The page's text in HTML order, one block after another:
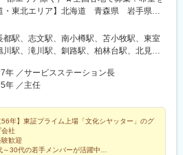
・東北エリア】北海道 青森県 岩手県
【関越エリア】茨城県 栃木県 群馬
リア】埼玉県 東京都 千葉県 神奈川
ア】石川県 富山県 静岡県 愛知県 岐
中四国エリア】島根県 広島県 山口
県 徳島県【九州エリア】福岡県 長
内禁煙・分煙★U・Iターン歓迎▼詳細は下
る】をクリック！
都駅、志文駅、南小樽駅、苫小牧駅、東室
川駅、滝川駅、釧路駅、柏林台駅、北見
駅、東酒田駅、安積永盛駅、笹木野駅、い
上田駅、平田駅(長野県)、井野駅(群馬
駅、つくば駅、鹿島神宮駅、春日駅(東京
、洗足駅、谷在家駅、鷹の台駅、北八王子
豊春駅、的場駅、石原駅(埼玉県)、東所沢
千葉駅、公津の杜駅、船橋駅、本八幡駅
年 ／サービスステーション長
年 ／主任
56年】東証プライム上場「文化シヤッター」のグ
会社
歓迎
30代の若手メンバーが活躍中